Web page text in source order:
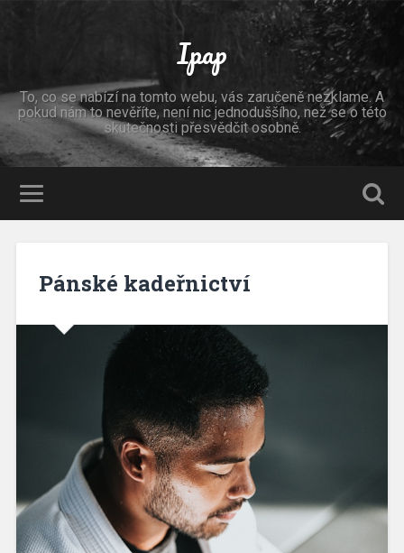
Ipap
To, co se nabízí na tomto webu, vás zaručeně nezklame. A
pokud nám to nevěříte, není nic jednoduššího, než se o této
skutečnosti přesvědčit osobně.
Pánské kadeřnictví